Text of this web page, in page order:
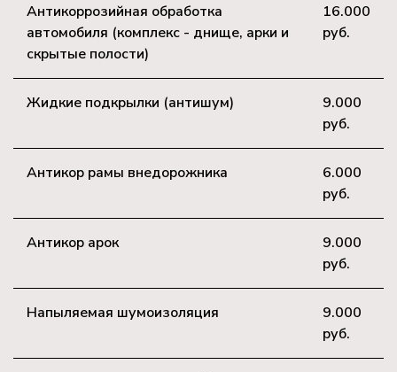
Антикоррозийная обработка
автомобиля (комплекс - днище, арки и
скрытые полости)
16.000
руб.
Жидкие подкрылки (антишум)
9.000
руб.
Антикор рамы внедорожника
6.000
руб.
Антикор арок
9.000
руб.
Напыляемая шумоизоляция
9.000
руб.